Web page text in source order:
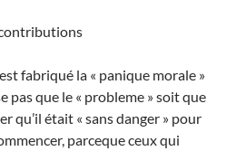
fabriqué la « panique morale »
pas que le « probleme » soit que
qu’il était « sans danger » pour
parceque ceux qui